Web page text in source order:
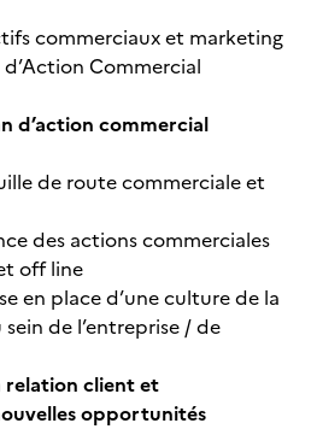
commerciaux et marketing
Commercial
d’action commercial
de route commerciale et
des actions commerciales
off line
en place d’une culture de la
de l’entreprise / de
client et
opportunités